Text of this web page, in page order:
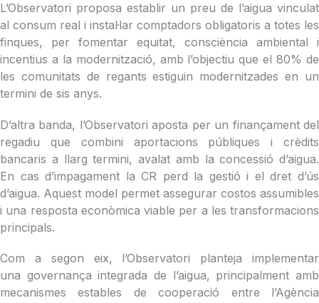
L’Observatori proposa establir un preu de l’aigua vinculat
al consum real i instal·lar comptadors obligatoris a totes les
finques, per fomentar equitat, consciència ambiental i
incentius a la modernització, amb l’objectiu que el 80% de
les comunitats de regants estiguin modernitzades en un
termini de sis anys.
D’altra banda, l’Observatori aposta per un finançament del
regadiu que combini aportacions públiques i crèdits
bancaris a llarg termini, avalat amb la concessió d’aigua.
En cas d’impagament la CR perd la gestió i el dret d’ús
d’aigua. Aquest model permet assegurar costos assumibles
i una resposta econòmica viable per a les transformacions
principals.
Com a segon eix, l’Observatori planteja implementar
una governança integrada de l’aigua, principalment amb
mecanismes estables de cooperació entre l’Agència